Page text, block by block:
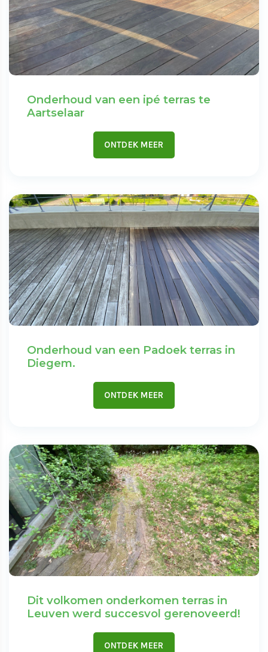
Onderhoud van een ipé terras te
Aartselaar
ONTDEK MEER
Onderhoud van een Padoek terras in
Diegem.
ONTDEK MEER
Dit volkomen onderkomen terras in
Leuven werd succesvol gerenoveerd!
ONTDEK MEER